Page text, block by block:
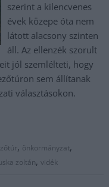
szerint a kilencvenes
évek közepe óta nem
látott alacsony szinten
áll. Az ellenzék szorult
jól szemlélteti, hogy
sem állítanak
választásokon.
, önkormányzat,
zoltán,vidék